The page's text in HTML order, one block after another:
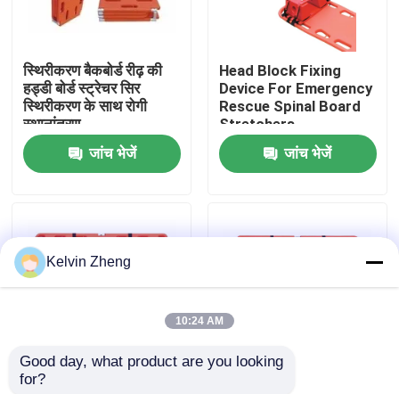
कारखाने का दौरा
गुणवत्ता नियंत्रण
समाचार
उद्धरण मांगें
स्थिरीकरण बैकबोर्ड रीढ़ की
हड्डी बोर्ड स्ट्रेचर सिर
स्थिरीकरण के साथ रोगी
स्थानांतरण
जांच भेजें
Head Block Fixing
Device For Emergency
Rescue Spinal Board
Stretchers
जांच भेजें
191x 47 X 3cm 159 Kg
Kelvin Zheng
10:24 AM
Good day, what product are you looking
for?